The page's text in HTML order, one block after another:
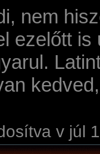
nem
ezelőtt is
v júl